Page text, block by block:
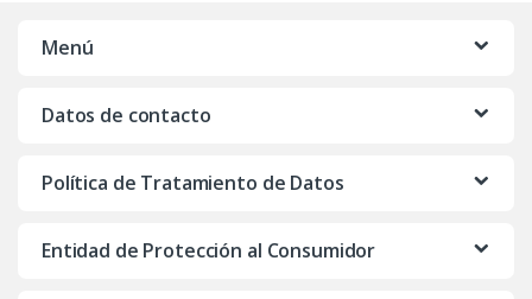
Menú
Datos de contacto
Política de Tratamiento de Datos
Entidad de Protección al Consumidor